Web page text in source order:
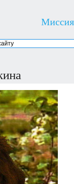
Миссия